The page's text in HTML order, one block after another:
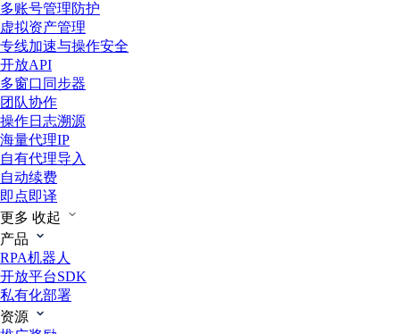
多账号管理防护
虚拟资产管理
专线加速与操作安全
开放API
多窗口同步器
团队协作
操作日志溯源
海量代理IP
自有代理导入
自动续费
即点即译
更多 收起
产品
RPA机器人
开放平台SDK
私有化部署
资源